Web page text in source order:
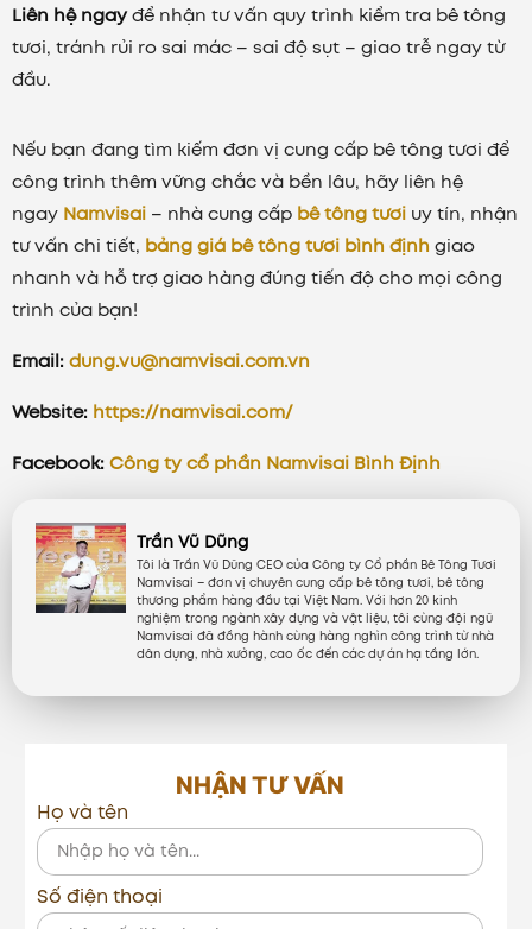
Liên hệ ngayđể nhận tư vấn quy trình kiểm tra bê tông
tươi, tránh rủi ro sai mác – sai độ sụt – giao trễ ngay từ
đầu.
Nếu bạn đang tìm kiếm đơn vị cung cấp bê tông tươi để
công trình thêm vững chắc và bền lâu, hãy liên hệ
ngay Namvisai – nhà cung cấp bê tông tươi uy tín, nhận
tư vấn chi tiết, bảng giá bê tông tươi bình định giao
nhanh và hỗ trợ giao hàng đúng tiến độ cho mọi công
trình của bạn!
Email:dung.vu@namvisai.com.vn
Website: https://namvisai.com/
Facebook:Công ty cổ phần Namvisai Bình Định
Trần Vũ Dũng
Tôi là Trần Vũ Dũng CEO của Công ty Cổ phần Bê Tông Tươi
Namvisai – đơn vị chuyên cung cấp bê tông tươi, bê tông
thương phẩm hàng đầu tại Việt Nam. Với hơn 20 kinh
nghiệm trong ngành xây dựng và vật liệu, tôi cùng đội ngũ
Namvisai đã đồng hành cùng hàng nghìn công trình từ nhà
dân dụng, nhà xưởng, cao ốc đến các dự án hạ tầng lớn.
NHẬN TƯ VẤN
Họ và tên
Số điện thoại